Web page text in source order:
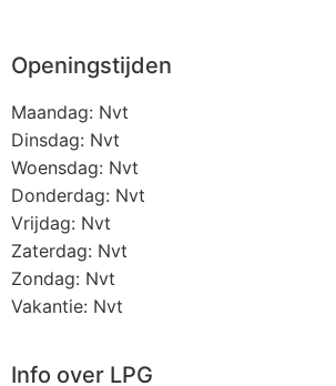
Openingstijden
Maandag: Nvt
Dinsdag: Nvt
Woensdag: Nvt
Donderdag: Nvt
Vrijdag: Nvt
Zaterdag: Nvt
Zondag: Nvt
Vakantie: Nvt
Info over LPG